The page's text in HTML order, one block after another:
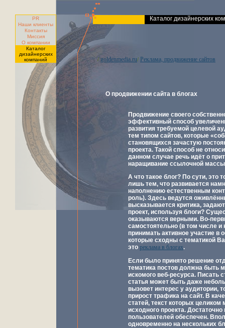
PR
Наши клиенты
Контакты
Миссия
О компании
Каталог
дизайнерских
компаний
Каталог дизайнерских
/ goldenmedia.ru/ Реклама, продвижение сайтов
О продвижении сайта в блогах
Продвижение своего
эффективный способ
развития требуемой целевой
тем типом сайтов, которые
становящихся зачастую
проекта. Такой способ не
данном случае речь идёт о
наращивание ссылочной
А что такое блог? По сути, это
лишь тем, что развивается
наполнению естественным
роль). Здесь ведутся
высказывается критика,
проект, используя блоги?
оказываются верными. Во-
самостоятельно (в том числе
принимать активное участие в
которые сходны с тематикой
это реклама в блогах.
Если было принято решение
тематика постов должна быть
искомого веб-ресурса. Писать
статья может быть даже
вызовет интерес у аудитории,
прирост трафика на сайт. В
статей, текст которых
исходного проекта.
пользователей обеспечен.
одновременно на нескольких